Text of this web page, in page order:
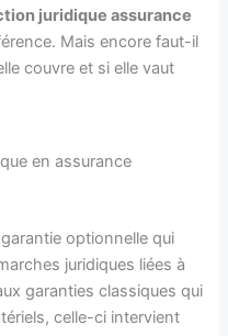
juridique assurance
Mais encore faut-il
couvre et si elle vaut
en assurance
optionnelle qui
juridiques liées à
garanties classiques qui
celle-ci intervient